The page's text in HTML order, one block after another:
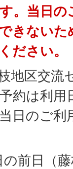
。当日
きないた
ださい。
地区交流
約は利用
日のご
の前日（